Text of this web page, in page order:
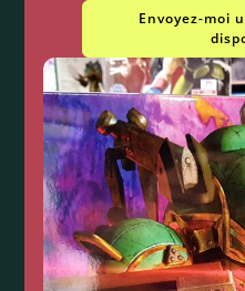
Envoyez-moi